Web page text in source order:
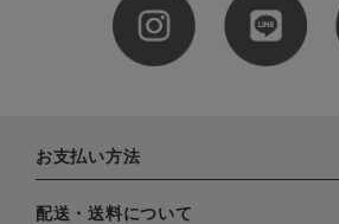
お支払い方法
下記お支払い方法よりお選びいただけます。
配送・送料について